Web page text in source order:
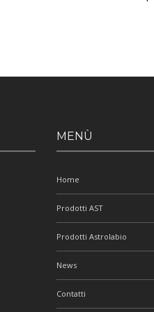
MENÙ
Home
Prodotti AST
Prodotti Astrolabio
News
Contatti